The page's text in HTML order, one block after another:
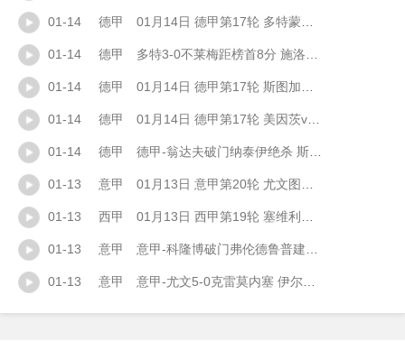
01-14 德甲 01月14日 德甲第17轮 多特蒙德vs不莱梅 全场录像
01-14 德甲 多特3-0不莱梅距榜首8分 施洛特贝克头球破门萨比策吉拉西建功
01-14 德甲 01月14日 德甲第17轮 斯图加特vs法兰克福 全场录像
01-14 德甲 01月14日 德甲第17轮 美因茨vs海登海姆 全场录像
01-14 德甲 德甲-翁达夫破门纳泰伊绝杀 斯图加特3-2法兰克福
01-13 意甲 01月13日 意甲第20轮 尤文图斯vs克雷莫内塞 全场录像
01-13 西甲 01月13日 西甲第19轮 塞维利亚vs塞尔塔 全场录像
01-13 意甲 意甲-科隆博破门弗伦德鲁普建功 热那亚3-0完胜卡利亚里
01-13 意甲 意甲-尤文5-0克雷莫内塞 伊尔迪兹、戴维破门麦肯尼造乌龙+建功